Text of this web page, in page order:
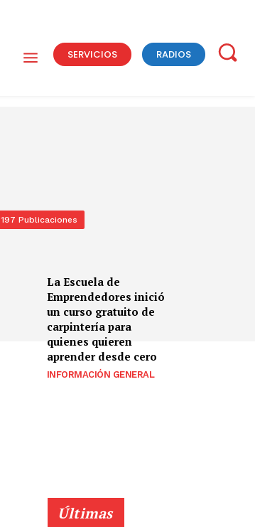
SERVICIOS RADIOS
197 Publicaciones
La Escuela de
Emprendedores inició
un curso gratuito de
carpintería para
quienes quieren
aprender desde cero
INFORMACIÓN GENERAL
Últimas